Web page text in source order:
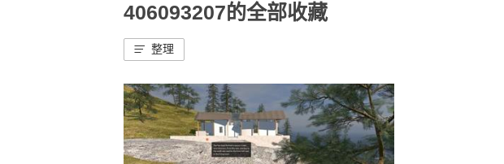
406093207的全部收藏
整理